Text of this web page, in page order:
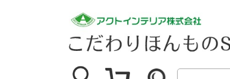
マイページ買い物かご